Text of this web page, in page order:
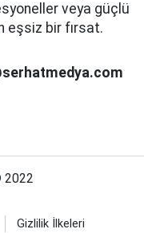
veya güçlü
eşsiz bir fırsat.
2022
Gizlilik İlkeleri